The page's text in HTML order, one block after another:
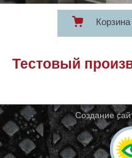
Корзина
Тестовый
Создание